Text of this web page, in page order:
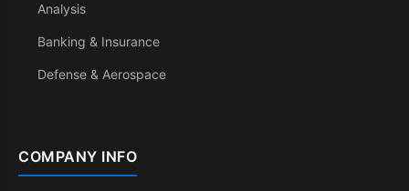
Analysis
Banking & Insurance
Defense & Aerospace
COMPANY INFO